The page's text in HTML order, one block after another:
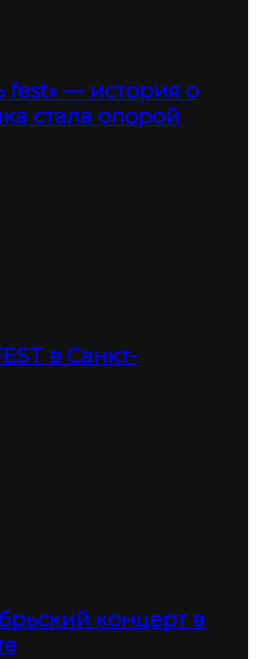
fest» — история о
стала опорой
в Санкт-
концерт в